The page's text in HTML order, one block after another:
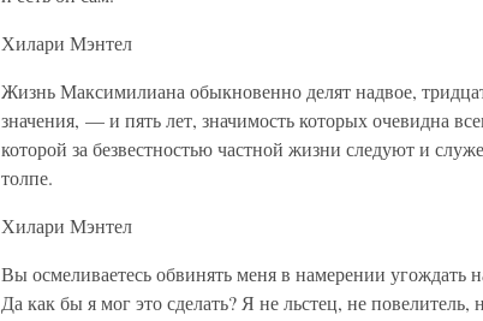
Хилари Мэнтел
Жизнь Максимилиана обыкновенно делят надвое,
значения, — и пять лет, значимость которых очевидна
которой за безвестностью частной жизни следуют и
толпе.
Хилари Мэнтел
Вы осмеливаетесь обвинять меня в намерении угождать
Да как бы я мог это сделать? Я не льстец, не